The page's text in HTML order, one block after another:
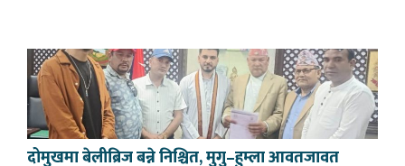
दोमुखमा बेलीब्रिज बन्ने निश्चित, मुगु–हुम्ला आवतजावत